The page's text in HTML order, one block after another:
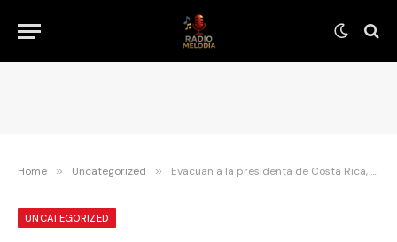
Home » Uncategorized » Evacuan a la presidenta de Costa Rica, Laura Fernández, durante visita a zona de minería ilegal tras escucharse una explosión: ‘Estoy bien’
UNCATEGORIZED